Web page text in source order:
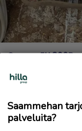
Ouman EH 800B
200 €
location_onYkspihjala,Kokkola,
Myydään
Saammehan
palveluita?